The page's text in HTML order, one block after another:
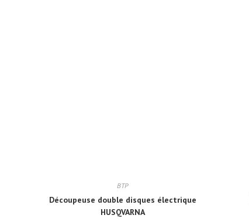
BTP
Découpeuse double disques électrique
HUSQVARNA